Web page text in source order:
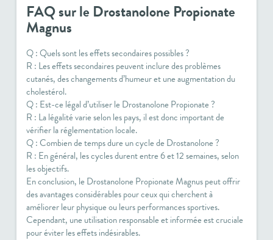
FAQ sur le Drostanolone Propionate
Magnus
Q : Quels sont les effets secondaires possibles ?
R : Les effets secondaires peuvent inclure des problèmes
cutanés, des changements d’humeur et une augmentation du
cholestérol.
Q : Est-ce légal d’utiliser le Drostanolone Propionate ?
R : La légalité varie selon les pays, il est donc important de
vérifier la réglementation locale.
Q : Combien de temps dure un cycle de Drostanolone ?
R : En général, les cycles durent entre 6 et 12 semaines, selon
les objectifs.
En conclusion, leDrostanolone Propionate Magnuspeut offrir
des avantages considérables pour ceux qui cherchent à
améliorer leur physique ou leurs performances sportives.
Cependant, une utilisation responsable et informée est cruciale
pour éviter les effets indésirables.